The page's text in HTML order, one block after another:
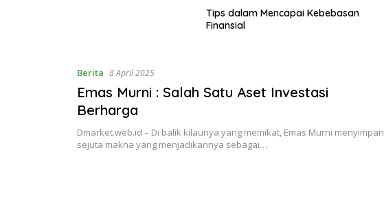
Tips dalam Mencapai Kebebasan
Finansial
Berita 8 April 2025
Emas Murni : Salah Satu Aset Investasi
Berharga
Dmarket.web.id – Di balik kilaunya yang memikat, Emas Murni menyimpan
sejuta makna yang menjadikannya sebagai…